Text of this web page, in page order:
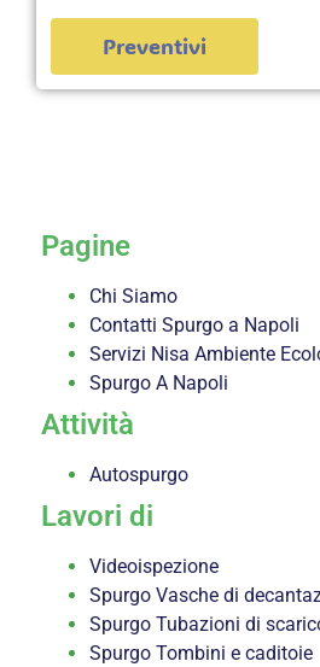
Preventivi
Pagine
Chi Siamo
Contatti Spurgo a Napoli
Servizi Nisa Ambiente
Spurgo A Napoli
Attività
Autospurgo
Lavori di
Videoispezione
Spurgo Vasche di
Spurgo Tubazioni di
Spurgo Tombini e caditoie